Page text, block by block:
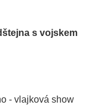
s vojskem
- vlajková show